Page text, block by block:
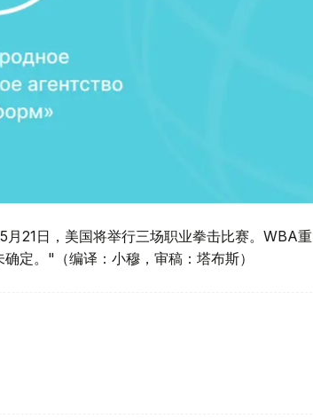
21日，美国将举行三场职业拳击比赛。WBA重
定。"（编译：小穆，审稿：塔布斯）